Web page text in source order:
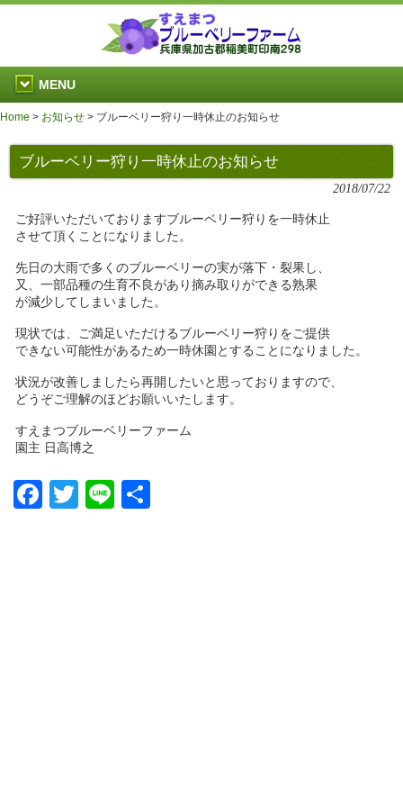
MENU
Home > お知らせ > ブルーベリー狩り一時休止のお知らせ
ブルーベリー狩り一時休止のお知らせ
2018/07/22
ご好評いただいておりますブルーベリー狩りを一時休止
させて頂くことになりました。
先日の大雨で多くのブルーベリーの実が落下・裂果し、
又、一部品種の生育不良があり摘み取りができる熟果
が減少してしまいました。
現状では、ご満足いただけるブルーベリー狩りをご提供
できない可能性があるため一時休園とすることになりました。
状況が改善しましたら再開したいと思っておりますので、
どうぞご理解のほどお願いいたします。
すえまつブルーベリーファーム
園主 日高博之
Facebook
Twitter
Line